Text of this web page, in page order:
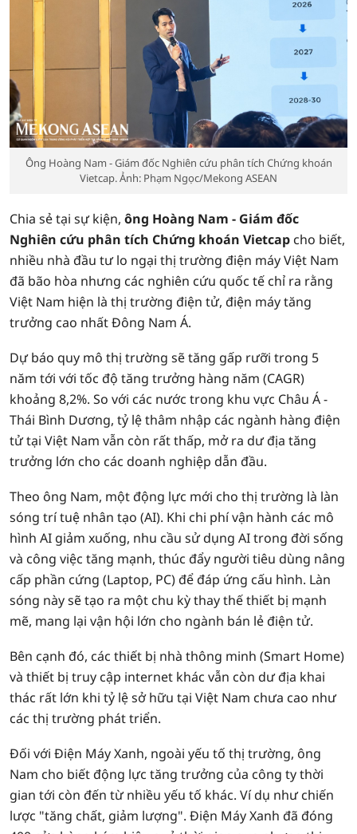
Ông Hoàng Nam - Giám đốc Nghiên cứu phân tích Chứng khoán
Vietcap. Ảnh: Phạm Ngọc/Mekong ASEAN
Chia sẻ tại sự kiện, ông Hoàng Nam - Giám đốc
Nghiên cứu phân tích Chứng khoán Vietcap cho biết,
nhiều nhà đầu tư lo ngại thị trường điện máy Việt Nam
đã bão hòa nhưng các nghiên cứu quốc tế chỉ ra rằng
Việt Nam hiện là thị trường điện tử, điện máy tăng
trưởng cao nhất Đông Nam Á.
Dự báo quy mô thị trường sẽ tăng gấp rưỡi trong 5
năm tới với tốc độ tăng trưởng hàng năm (CAGR)
khoảng 8,2%. So với các nước trong khu vực Châu Á -
Thái Bình Dương, tỷ lệ thâm nhập các ngành hàng điện
tử tại Việt Nam vẫn còn rất thấp, mở ra dư địa tăng
trưởng lớn cho các doanh nghiệp dẫn đầu.
Theo ông Nam, một động lực mới cho thị trường là làn
sóng trí tuệ nhân tạo (AI). Khi chi phí vận hành các mô
hình AI giảm xuống, nhu cầu sử dụng AI trong đời sống
và công việc tăng mạnh, thúc đẩy người tiêu dùng nâng
cấp phần cứng (Laptop, PC) để đáp ứng cấu hình. Làn
sóng này sẽ tạo ra một chu kỳ thay thế thiết bị mạnh
mẽ, mang lại vận hội lớn cho ngành bán lẻ điện tử.
Bên cạnh đó, các thiết bị nhà thông minh (Smart Home)
và thiết bị truy cập internet khác vẫn còn dư địa khai
thác rất lớn khi tỷ lệ sở hữu tại Việt Nam chưa cao như
các thị trường phát triển.
Đối với Điện Máy Xanh, ngoài yếu tố thị trường, ông
Nam cho biết động lực tăng trưởng của công ty thời
gian tới còn đến từ nhiều yếu tố khác. Ví dụ như chiến
lược "tăng chất, giảm lượng". Điện Máy Xanh đã đóng